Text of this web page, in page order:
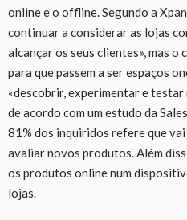
online e o offline. Segundo a
continuar a considerar as lojas
alcançar os seus clientes», mas
para que passem a ser espaços
«descobrir, experimentar e
de acordo com um estudo da
81% dos inquiridos refere que
avaliar novos produtos. Além
os produtos online num
lojas.